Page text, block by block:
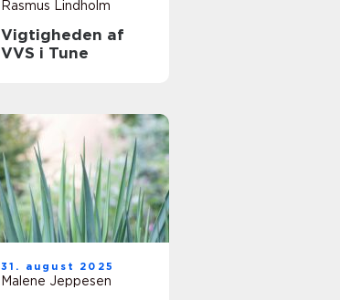
Rasmus Lindholm
Vigtigheden af
VVS i Tune
31. august 2025
Malene Jeppesen